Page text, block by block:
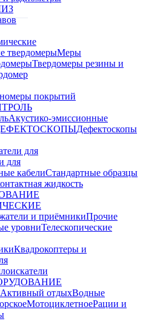
твердомерыМеры
Твердомеры резины и
покрытий
Акустико-эмиссионные
Дефектоскопы
для
для
кабелиСтандартные образцы
жидкость
и приёмникиПрочие
уровниТелескопические
Квадрокоптеры и
Активный отдыхВодные
МотоциклетноеРации и